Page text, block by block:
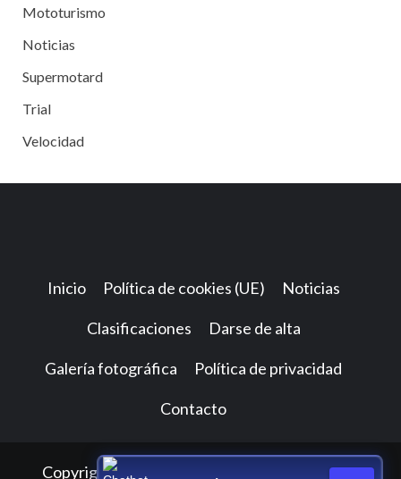
Mototurismo
Noticias
Supermotard
Trial
Velocidad
Inicio Política de cookies (UE) Noticias
Clasificaciones Darse de alta
Galería fotográfica Política de privacidad
Contacto
Copyright © Todos los derechos reservados.|